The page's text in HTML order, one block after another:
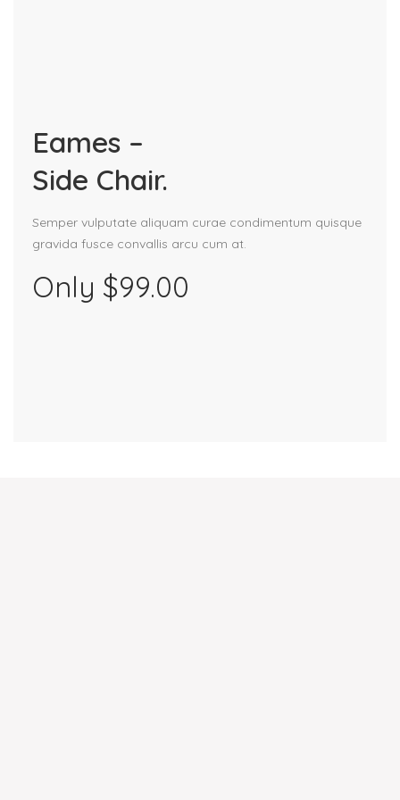
Eames –
Side Chair.
Semper vulputate aliquam curae condimentum quisque
gravida fusce convallis arcu cum at.
Only $99.00